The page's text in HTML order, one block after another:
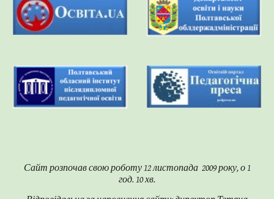
Сайт розпочав свою роботу 12 листопада 2009 року, о 1
год. 10 хв.